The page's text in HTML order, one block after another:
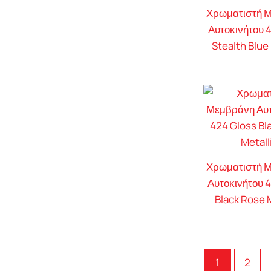
Χρωματιστή
Αυτοκινήτου
Stealth
Χρωματιστή
Αυτοκινήτου
Black Rose
1 2